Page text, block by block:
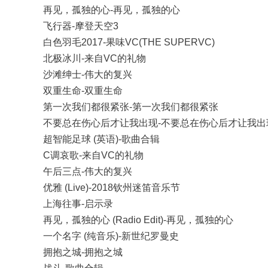
再见，孤独的心-再见，孤独的心
飞行器-摩登天空3
白色羽毛2017-果味VC(THE SUPERVC)
北极冰川-来自VC的礼物
沙滩绅士-伟大的复兴
双重生命-双重生命
第一次我们都很紧张-第一次我们都很紧张
不要总在伤心后才让我出现-不要总在伤心后才让我出
超智能足球 (英语)-歌曲合辑
C调哀歌-来自VC的礼物
午后三点-伟大的复兴
优雅 (Live)-2018钦州迷笛音乐节
上海往事-启示录
再见，孤独的心 (Radio Edit)-再见，孤独的心
一个名字 (纯音乐)-新世纪罗曼史
拥抱之城-拥抱之城